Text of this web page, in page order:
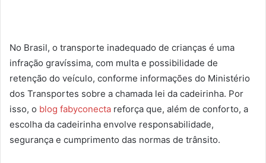
No Brasil, o transporte inadequado de crianças é uma
infração gravíssima, com multa e possibilidade de
retenção do veículo, conforme informações do Ministério
dos Transportes sobre a chamada lei da cadeirinha. Por
isso, o blog fabyconecta reforça que, além de conforto, a
escolha da cadeirinha envolve responsabilidade,
segurança e cumprimento das normas de trânsito.